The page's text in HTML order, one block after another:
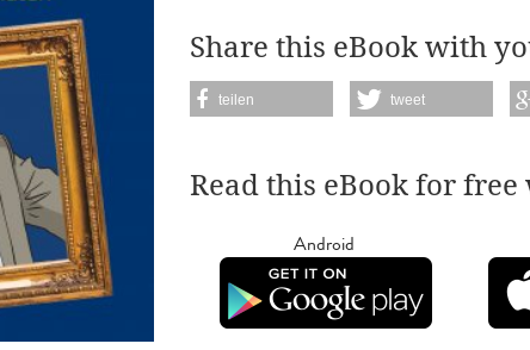
Share this eBook with
teilen tweet
Read this eBook for
Android